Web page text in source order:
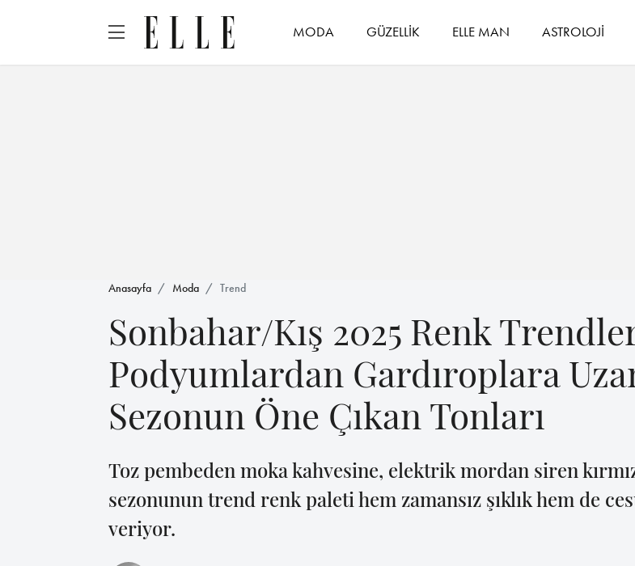
MODA GÜZELLİK ELLE MAN ASTROLOJİ
Anasayfa Moda Trend
Sonbahar/Kış 2025 Renk
Podyumlardan Gardıroplara
Sezonun Öne Çıkan Tonları
Toz pembeden moka kahvesine, elektrik mordan siren
sezonunun trend renk paleti hem zamansız şıklık hem de
veriyor.